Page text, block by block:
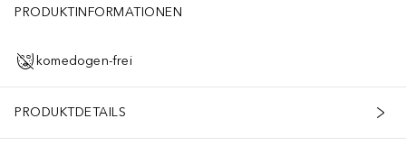
PRODUKTINFORMATIONEN
komedogen-frei
PRODUKTDETAILS